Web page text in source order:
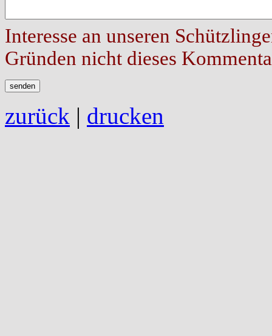
Interesse an unseren
Gründen nicht dieses
zurück | drucken